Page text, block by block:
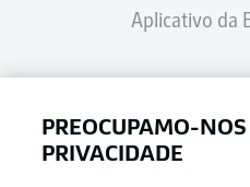
Aplicativo da
PREOCUPAMO-
PRIVACIDADE